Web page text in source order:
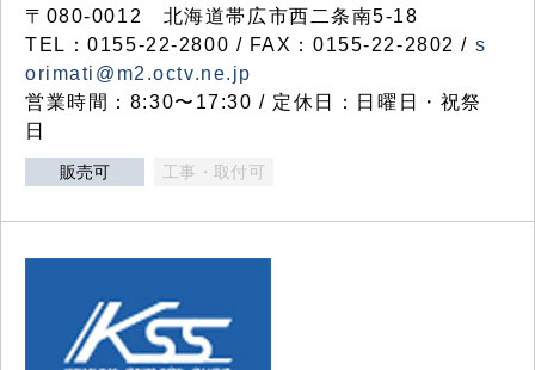
〒080-0012 北海道帯広市西二条南5-18
TEL：0155-22-2800 / FAX：0155-22-2802 / s
orimati@m2.octv.ne.jp
営業時間：8:30〜17:30 / 定休日：日曜日・祝祭
日
販売可 工事・取付可